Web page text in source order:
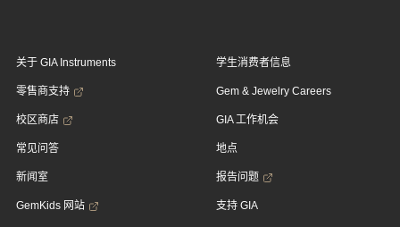
关于 GIA Instruments
零售商支持
校区商店
常见问答
新闻室
GemKids 网站
学生消费者信息
Gem & Jewelry Careers
GIA 工作机会
地点
报告问题
支持 GIA